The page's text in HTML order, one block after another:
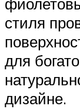
стиля
для
дизайне.